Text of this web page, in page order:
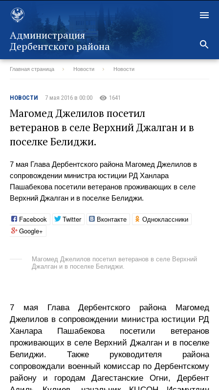
Администрация
Дербентского района
Главная страница Новости Новости
НОВОСТИ 7 мая 2016 в 00:00 1641
Магомед Джелилов посетил
ветеранов в селе Верхний Джалган и в
поселке Белиджи.
7 мая Глава Дербентского района Магомед Джелилов в
сопровождении министра юстиции РД Ханлара
Пашабекова посетили ветеранов проживающих в селе
Верхний Джалган и в поселке Белиджи.
Facebook Twitter Вконтакте
Одноклассники
Google+
Магомед Джелилов посетил ветеранов в селе Верхний
Джалган и в поселке Белиджи.
7 мая Глава Дербентского района Магомед
Джелилов в сопровождении министра юстиции РД
Ханлара Пашабекова посетили ветеранов
проживающих в селе Верхний Джалган и в поселке
Белиджи. Также руководителя района
сопровождали военный комиссар по Дербентскому
району и городам Дагестанские Огни, Дербент